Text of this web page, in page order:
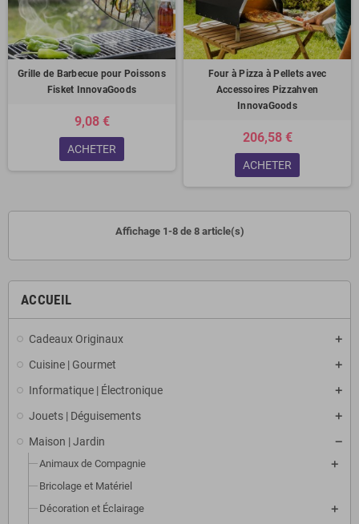
ACCUEIL
Cadeaux Originaux
Cuisine | Gourmet
Informatique | Électronique
Jouets | Déguisements
Maison | Jardin
Animaux de Compagnie
Bricolage et Matériel
Décoration et Éclairage
Grille de Barbecue pour Poissons
Fisket InnovaGoods
9,08 €
ACHETER
Four à Pizza à Pellets avec
Accessoires Pizzahven
InnovaGoods
206,58 €
ACHETER
Affichage 1-8 de 8 article(s)